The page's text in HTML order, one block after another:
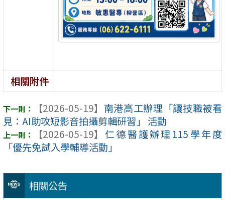
相關公告
相關附件
【2026-05-19】 南港高工辦理「讓技職被看
見：AI助攻短影音拍攝剪輯研習」 活動
【2026-05-19】 仁德醫護辦理115學年度
「優先免試入學輔導活動」